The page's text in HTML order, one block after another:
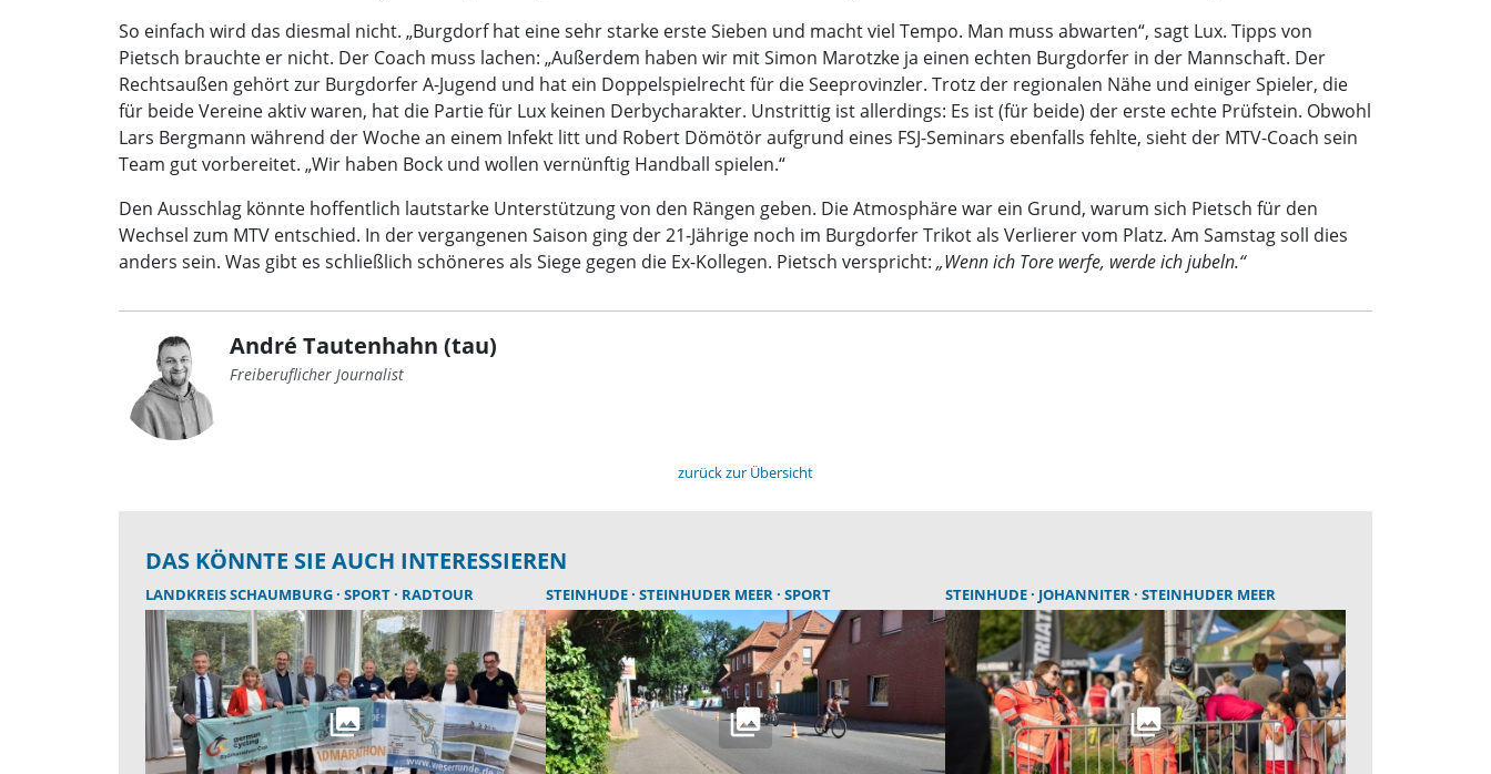
So einfach wird das diesmal nicht. „Burgdorf hat eine sehr starke erste Sieben und macht viel Tempo. Man muss abwarten“, sagt Lux. Tipps von
Pietsch brauchte er nicht. Der Coach muss lachen: „Außerdem haben wir mit Simon Marotzke ja einen echten Burgdorfer in der Mannschaft. Der
Rechtsaußen gehört zur Burgdorfer A-Jugend und hat ein Doppelspielrecht für die Seeprovinzler. Trotz der regionalen Nähe und einiger Spieler, die
für beide Vereine aktiv waren, hat die Partie für Lux keinen Derbycharakter. Unstrittig ist allerdings: Es ist (für beide) der erste echte Prüfstein. Obwohl
Lars Bergmann während der Woche an einem Infekt litt und Robert Dömötör aufgrund eines FSJ-Seminars ebenfalls fehlte, sieht der MTV-Coach sein
Team gut vorbereitet. „Wir haben Bock und wollen vernünftig Handball spielen.“
Den Ausschlag könnte hoffentlich lautstarke Unterstützung von den Rängen geben. Die Atmosphäre war ein Grund, warum sich Pietsch für den
Wechsel zum MTV entschied. In der vergangenen Saison ging der 21-Jährige noch im Burgdorfer Trikot als Verlierer vom Platz. Am Samstag soll dies
anders sein. Was gibt es schließlich schöneres als Siege gegen die Ex-Kollegen. Pietsch verspricht: „Wenn ich Tore werfe, werde ich jubeln.“
André Tautenhahn (tau)
Freiberuflicher Journalist
zurück zur Übersicht
DAS KÖNNTE SIE AUCH INTERESSIEREN
LANDKREIS SCHAUMBURG SPORT RADTOUR STEINHUDE STEINHUDER MEER SPORT STEINHUDE JOHANNITER STEINHUDER MEER